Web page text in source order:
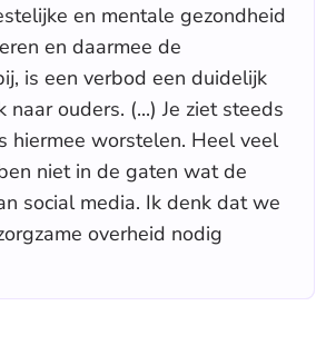
en mentale gezondheid
en daarmee de
is een verbod een duidelijk
naar ouders. (...) Je ziet steeds
hiermee worstelen. Heel veel
niet in de gaten wat de
social media. Ik denk dat we
overheid nodig